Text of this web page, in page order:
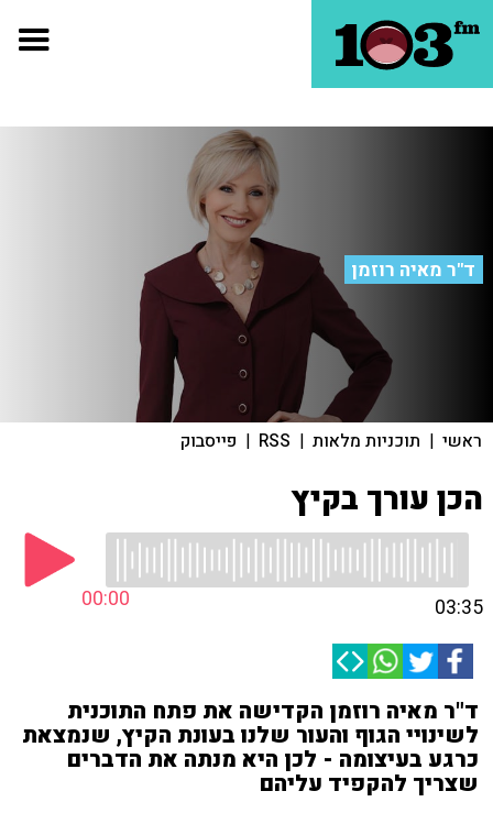
ד"ר מאיה רוזמן
ראשי | תוכניות מלאות |
RSS
| פייסבוק
הכן עורך בקיץ
00:00 03:35
ד"ר מאיה רוזמן הקדישה את פתח התוכנית
לשינויי הגוף והעור שלנו בעונת הקיץ, שנמצאת
כרגע בעיצומה - לכן היא מנתה את הדברים
שצריך להקפיד עליהם